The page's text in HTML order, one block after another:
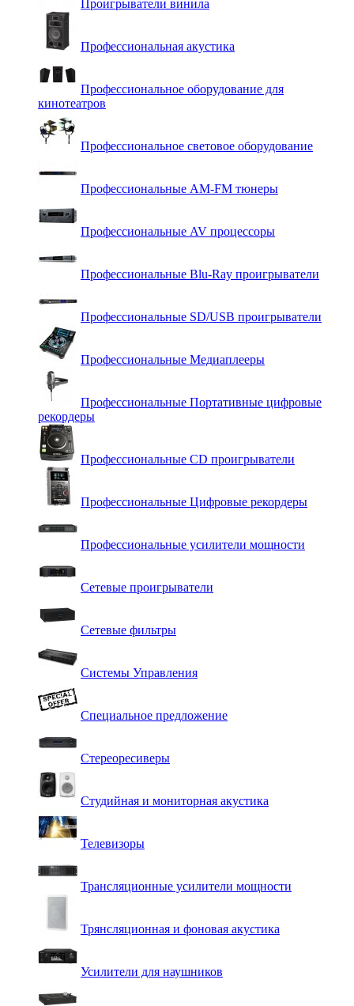
Проигрыватели винила
Профессиональная акустика
Профессиональное оборудование для
кинотеатров
Профессиональное световое оборудование
Профессиональные AM-FM тюнеры
Профессиональные AV процессоры
Профессиональные Blu-Ray проигрыватели
Профессиональные SD/USB проигрыватели
Профессиональные Медиаплееры
Профессиональные Портативные цифровые
рекордеры
Профессиональные СD проигрыватели
Профессиональные Цифровые рекордеры
Профессиональные усилители мощности
Сетевые проигрыватели
Сетевые фильтры
Системы Управления
Специальное предложение
Стереоресиверы
Студийная и мониторная акустика
Телевизоры
Трансляционные усилители мощности
Трянсляционная и фоновая акустика
Усилители для наушников